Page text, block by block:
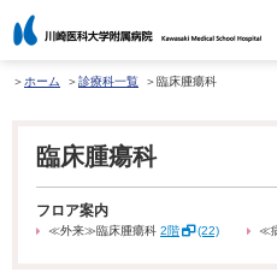
ホーム 診療科一覧 臨床腫瘍科
臨床腫瘍科
フロア案内
≪外来≫臨床腫瘍科 2階 (22) ≪